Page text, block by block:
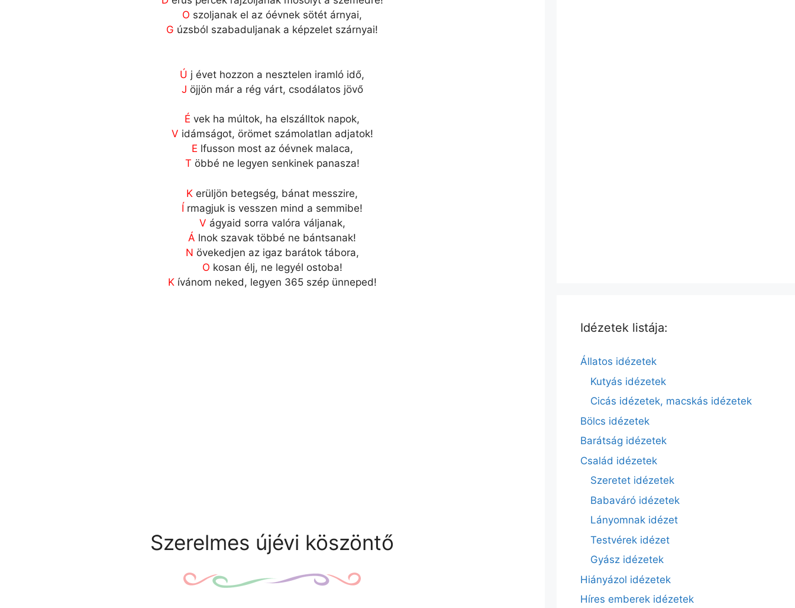
O szoljanak el az óévnek sötét árnyai,
G úzsból szabaduljanak a képzelet szárnyai!
Ú j évet hozzon a nesztelen iramló idő,
J öjjön már a rég várt, csodálatos jövő
É vek ha múltok, ha elszálltok napok,
V idámságot, örömet számolatlan adjatok!
E lfusson most az óévnek malaca,
T öbbé ne legyen senkinek panasza!
K erüljön betegség, bánat messzire,
Í rmagjuk is vesszen mind a semmibe!
V ágyaid sorra valóra váljanak,
Á lnok szavak többé ne bántsanak!
N övekedjen az igaz barátok tábora,
O kosan élj, ne legyél ostoba!
Kívánom neked, legyen 365 szép ünneped!
Szerelmes újévi köszöntő
Idézetek listája:
Állatos idézetek
Kutyás idézetek
Cicás idézetek, macskás idézetek
Bölcs idézetek
Barátság idézetek
Család idézetek
Szeretet idézetek
Babaváró idézetek
Lányomnak idézet
Testvérek idézet
Gyász idézetek
Hiányázol idézetek
Híres emberek idézetek